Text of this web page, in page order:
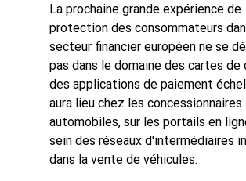
La prochaine grande expérience de
protection des consommateurs
secteur financier européen ne se
pas dans le domaine des cartes de
des applications de paiement
aura lieu chez les concessionnaires
automobiles, sur les portails en
sein des réseaux d'intermédiaires
dans la vente de véhicules.